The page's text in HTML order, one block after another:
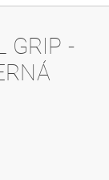
GRIP -